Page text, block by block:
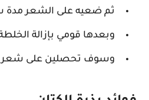
ثم ضعيه على الشعر مدة
وبعدها قومي بإزالة
وسوف تحصلين على شعر